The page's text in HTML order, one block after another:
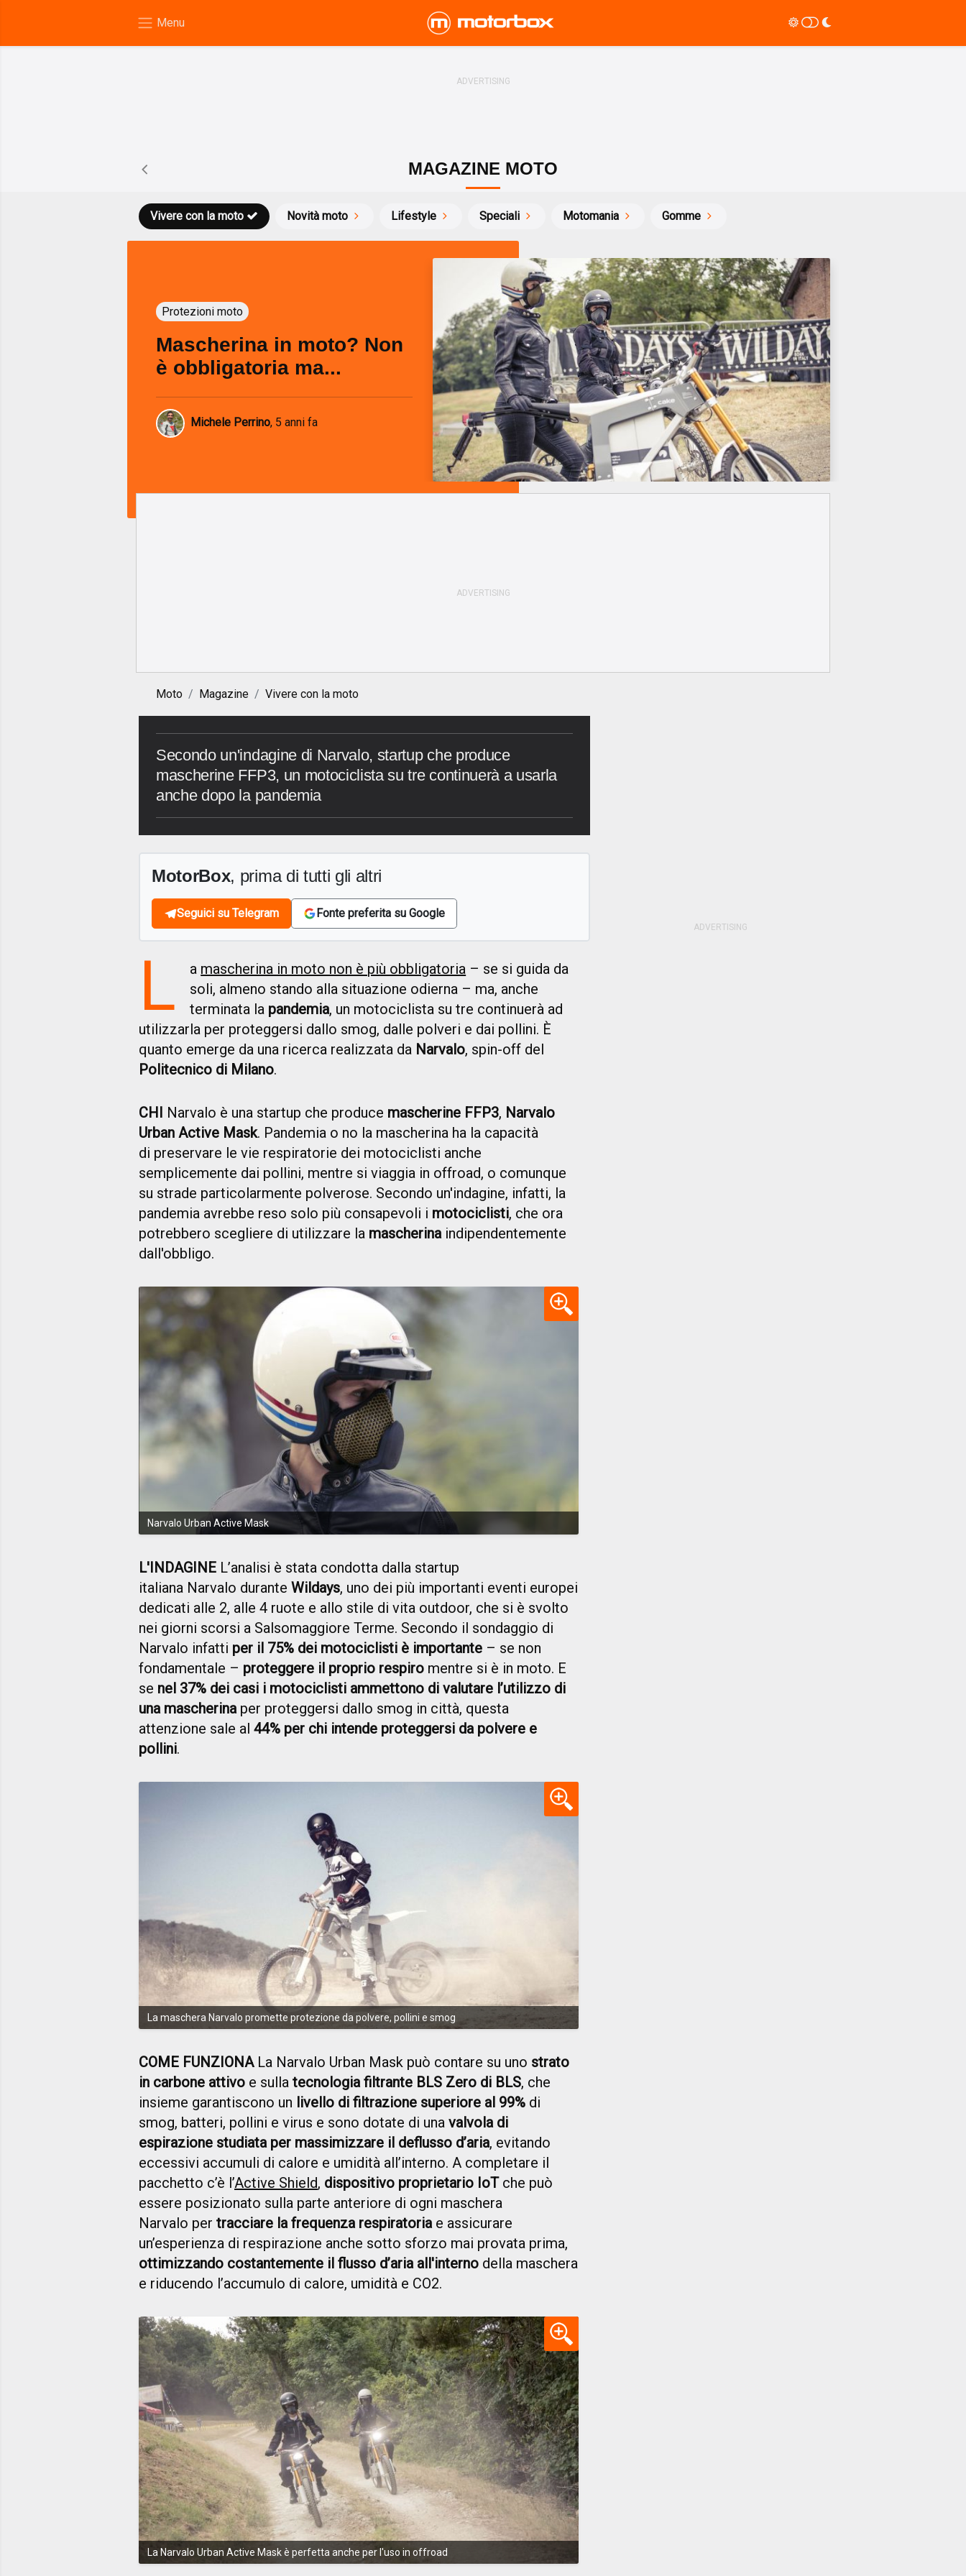
MAGAZINE MOTO
Novità moto
Vivere con la moto Lifestyle Speciali Motomania Gomme
Protezioni moto
Mascherina in moto? Non
è obbligatoria ma...
Michele Perrino, 5 anni fa
Moto Magazine Vivere con la moto
Secondo un'indagine di Narvalo, startup che produce
mascherine FFP3, un motociclista su tre continuerà a usarla
anche dopo la pandemia
MotorBox, prima di tutti gli altri
Seguici su Telegram Fonte preferita su Google
L a mascherina in moto non è più obbligatoria – se si guida da
soli, almeno stando alla situazione odierna – ma, anche
terminata la pandemia, un motociclista su tre continuerà ad
utilizzarla per proteggersi dallo smog, dalle polveri e dai pollini. È
quanto emerge da una ricerca realizzata da Narvalo, spin-off del
Politecnico di Milano.
CHI Narvalo è una startup che produce mascherine FFP3, Narvalo
Urban Active Mask. Pandemia o no la mascherina ha la capacità
di preservare le vie respiratorie dei motociclisti anche
semplicemente dai pollini, mentre si viaggia in offroad, o comunque
su strade particolarmente polverose. Secondo un'indagine, infatti, la
pandemia avrebbe reso solo più consapevoli i motociclisti, che ora
potrebbero scegliere di utilizzare la mascherinaindipendentemente
dall'obbligo.
Narvalo Urban Active Mask
L'INDAGINE L’analisi è stata condotta dalla startup
italiana Narvalo durante Wildays, uno dei più importanti eventi europei
dedicati alle 2, alle 4 ruote e allo stile di vita outdoor, che si è svolto
nei giorni scorsi a Salsomaggiore Terme. Secondo il sondaggio di
Narvalo infatti per il 75% dei motociclisti è importante – se non
fondamentale – proteggere il proprio respiro mentre si è in moto. E
se nel 37% dei casi i motociclisti ammettono di valutare l’utilizzo di
una mascherina per proteggersi dallo smog in città, questa
attenzione sale al 44% per chi intende proteggersi da polvere e
pollini.
La maschera Narvalo promette protezione da polvere, pollini e smog
COME FUNZIONALa Narvalo Urban Mask può contare su uno strato
in carbone attivo e sulla tecnologia filtrante BLS Zero di BLS, che
insieme garantiscono un livello di filtrazione superiore al 99% di
smog, batteri, pollini e virus e sono dotate di una valvola di
espirazione studiata per massimizzare il deflusso d’aria, evitando
eccessivi accumuli di calore e umidità all’interno. A completare il
pacchetto c’è l’Active Shield, dispositivo proprietario IoTche può
essere posizionato sulla parte anteriore di ogni maschera
Narvalo per tracciare la frequenza respiratoriae assicurare
un’esperienza di respirazione anche sotto sforzo mai provata prima,
ottimizzando costantemente il flusso d’aria all'interno della maschera
e riducendo l’accumulo di calore, umidità e CO2.
La Narvalo Urban Active Mask è perfetta anche per l'uso in offroad